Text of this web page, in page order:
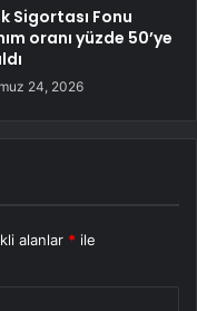
Sigortası Fonu
oranı yüzde 50’ye
24, 2026
alanlar * ile